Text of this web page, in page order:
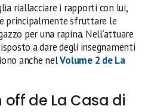
riallacciare i rapporti con lui,
principalmente sfruttare le
per una rapina. Nell’attuare
a dare degli insegnamenti
anche nelVolume 2 de La
off de La Casa di